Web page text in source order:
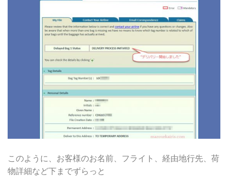
このように、お客様のお名前、フライト、経由地行先、荷
物詳細など下までずらっと